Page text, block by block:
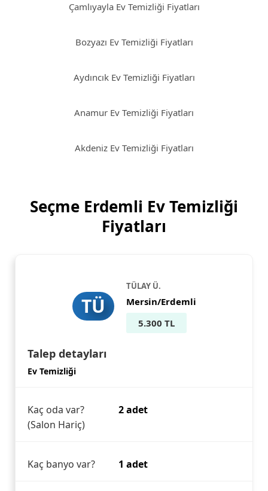
Çamlıyayla Ev Temizliği Fiyatları
Bozyazı Ev Temizliği Fiyatları
Aydıncık Ev Temizliği Fiyatları
Anamur Ev Temizliği Fiyatları
Akdeniz Ev Temizliği Fiyatları
Seçme Erdemli Ev Temizliği
Fiyatları
TÜ
TÜLAY Ü.
Mersin/Erdemli
5.300 TL
Talep detayları
Ev Temizliği
Kaç oda var?
(Salon Hariç)
2 adet
Kaç banyo var? 1 adet